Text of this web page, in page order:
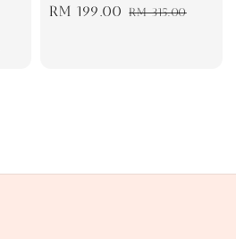
Sale
RM 199.00 Regular
RM 315.00